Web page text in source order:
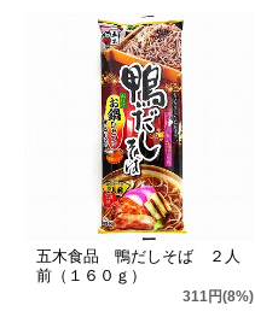
五木食品 鴨だしそば ２人
前（１６０ｇ）
311円(8%)